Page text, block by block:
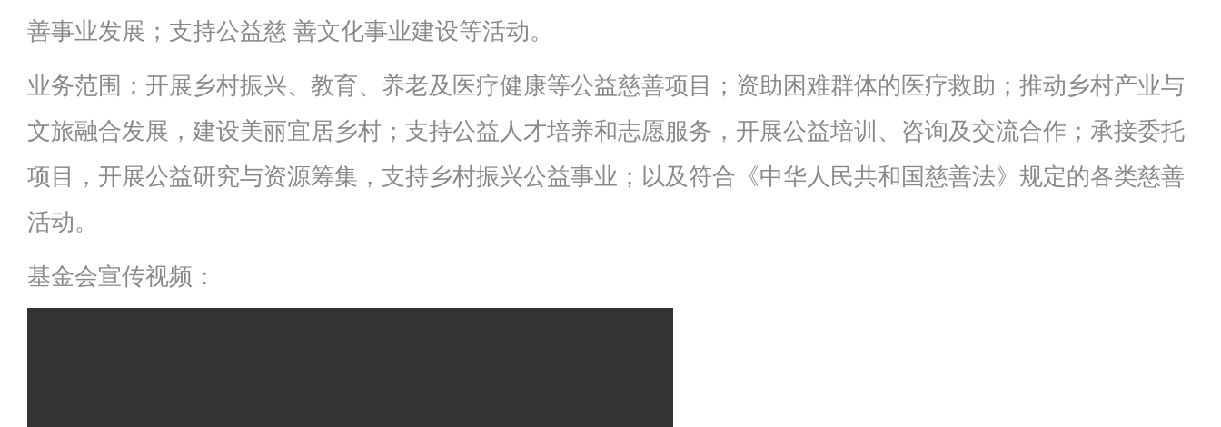
善事业发展；支持公益慈 善文化事业建设等活动。
业务范围：开展乡村振兴、教育、养老及医疗健康等公益慈善项目；资助困难群体的医疗救助；推动乡村产业与
文旅融合发展，建设美丽宜居乡村；支持公益人才培养和志愿服务，开展公益培训、咨询及交流合作；承接委托
项目，开展公益研究与资源筹集，支持乡村振兴公益事业；以及符合《中华人民共和国慈善法》规定的各类慈善
活动。
基金会宣传视频：